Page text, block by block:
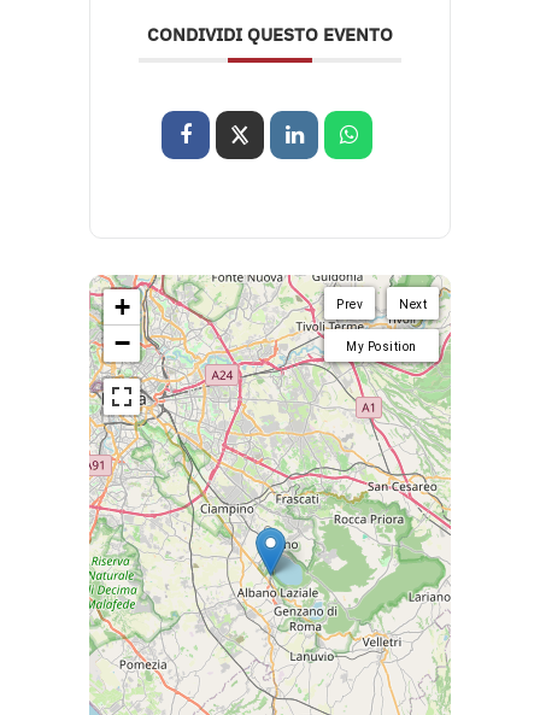
CONDIVIDI QUESTO EVENTO
Next
Prev
My Position
+
−